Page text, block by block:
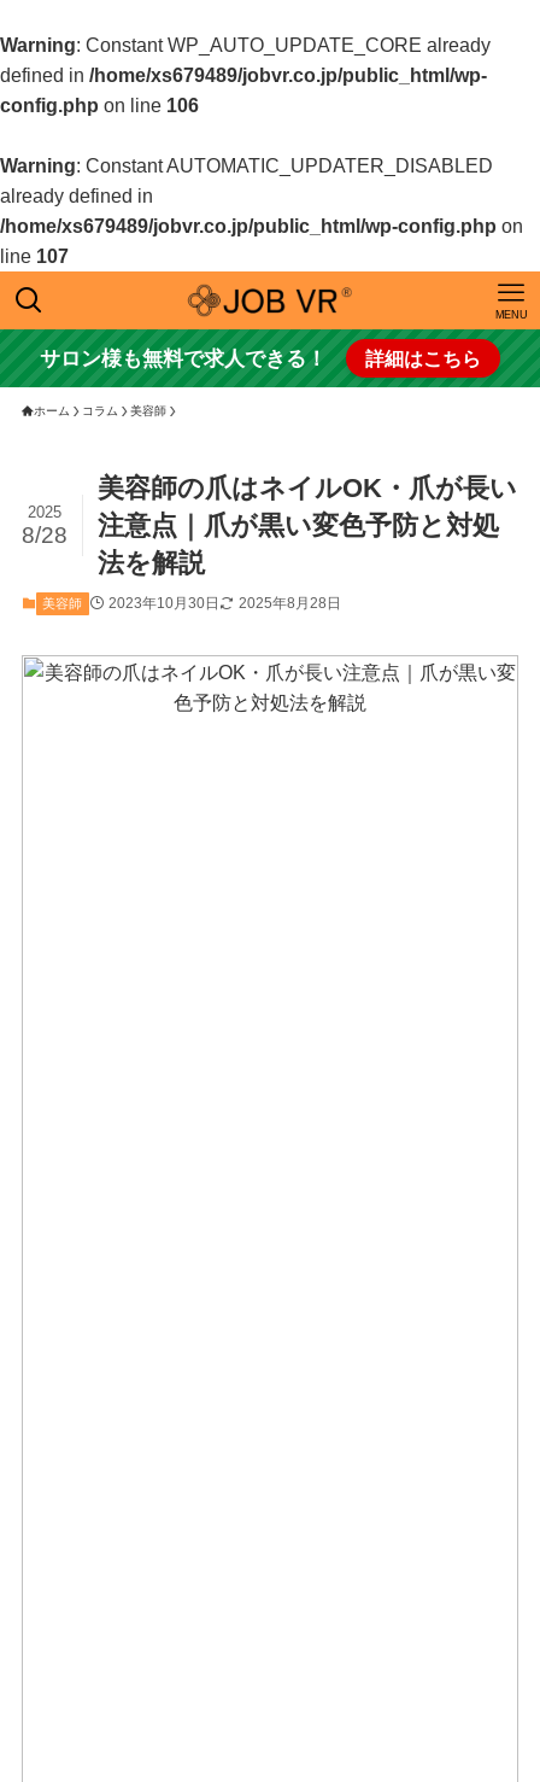
Warning: Constant WP_AUTO_UPDATE_CORE already
defined in /home/xs679489/jobvr.co.jp/public_html/wp-
config.php on line 106
Warning: Constant AUTOMATIC_UPDATER_DISABLED
already defined in
/home/xs679489/jobvr.co.jp/public_html/wp-config.php on
line 107
MENU
サロン様も無料で求人できる！ 詳細はこちら
ホーム コラム 美容師
美容師の爪はネイルOK・爪が長い
注意点｜爪が黒い変色予防と対処
法を解説
2025
8/28
美容師 2023年10月30日 2025年8月28日